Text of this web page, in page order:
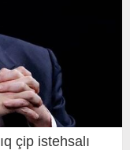
çip istehsalı